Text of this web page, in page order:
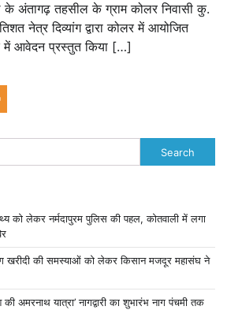
अंतागढ़ तहसील के ग्राम कोलर निवासी कु.
नेत्र दिव्यांग द्वारा कोलर में आयोजित
में आवेदन प्रस्तुत किया […]
Search
को लेकर नर्मदापुरम पुलिस की पहल, कोतवाली में लगा
खरीदी की समस्याओं को लेकर किसान मजदूर महासंघ ने
अमरनाथ यात्रा’ नागद्वारी का शुभारंभ नाग पंचमी तक